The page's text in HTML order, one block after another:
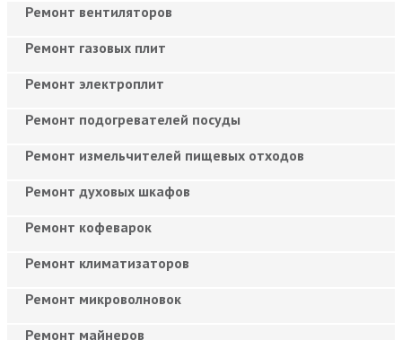
Ремонт вентиляторов
Ремонт газовых плит
Ремонт электроплит
Ремонт подогревателей посуды
Ремонт измельчителей пищевых отходов
Ремонт духовых шкафов
Ремонт кофеварок
Ремонт климатизаторов
Ремонт микроволновок
Ремонт майнеров